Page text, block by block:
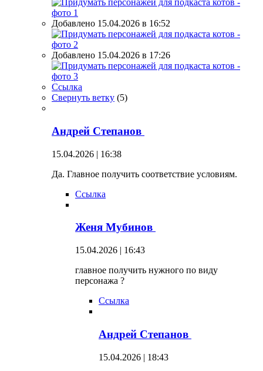
Добавлено 15.04.2026 в 16:52
Добавлено 15.04.2026 в 17:26
Ссылка
Свернуть ветку (5)
Андрей Степанов
15.04.2026 | 16:38
Да. Главное получить соответствие условиям.
Ссылка
Женя Мубинов
15.04.2026 | 16:43
главное получить нужного по виду
персонажа ?
Ссылка
Андрей Степанов
15.04.2026 | 18:43